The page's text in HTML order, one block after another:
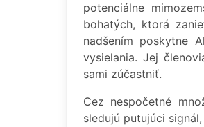
potenciálne
bohatých, ktorá
nadšením poskytne
vysielania. Jej
sami zúčastniť.
Cez nespočetné
sledujú putujúci